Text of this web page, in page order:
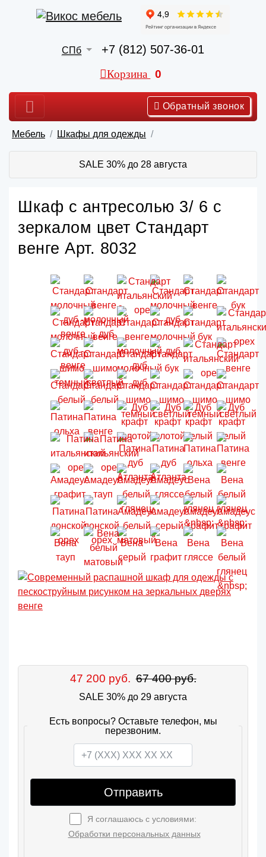
СПб +7 (812) 507-36-01
Корзина 0
Обратный звонок
Мебель Шкафы для одежды
SALE 30% до 28 августа
Шкаф с антресолью 3/ 6 с
зеркалом цвет Стандарт
венге Арт. 8032
47 200 руб. 67 400 руб.
SALE 30% до 29 августа
Есть вопросы? Оставьте телефон, мы
перезвоним.
Отправить
Я соглашаюсь с условиями:
Обработки персональных данных